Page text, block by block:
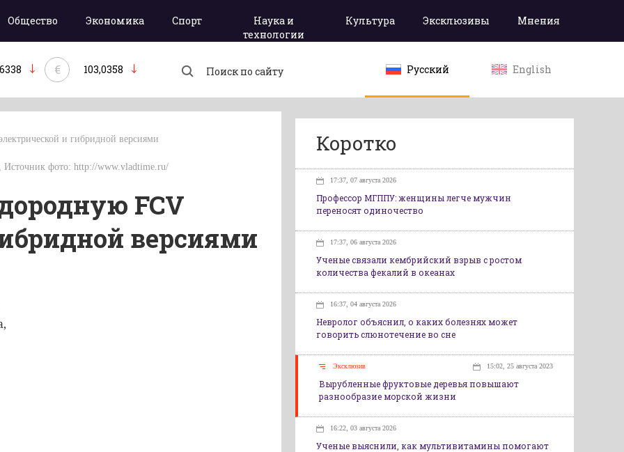
Общество Экономика Спорт
Наука и
технологии
Культура Эксклюзивы Мнения
€ 103,0358 Русский English
и гибридной версиями
Источник фото: http://www.vladtime.ru/
FCV
версиями
,
Коротко
17:37, 07 августа 2026
Профессор МГППУ: женщины легче мужчин
переносят одиночество
17:37, 06 августа 2026
Ученые связали кембрийский взрыв с ростом
количества фекалий в океанах
16:37, 04 августа 2026
Невролог объяснил, о каких болезнях может
говорить слюнотечение во сне
Эксклюзив 15:02, 25 августа 2023
Вырубленные фруктовые деревья повышают
разнообразие морской жизни
16:22, 03 августа 2026
Ученые выяснили, как мультивитамины помогают